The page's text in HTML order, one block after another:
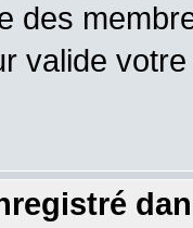
des
valide